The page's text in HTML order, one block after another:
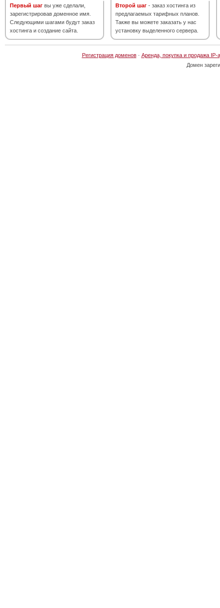
Первый шаг вы уже сделали,
зарегистрировав доменное имя.
Следующими шагами будут заказ
хостинга и создание сайта.
Второй шаг - заказ хостинга из
предлагаемых тарифных планов.
Также вы можете заказать у нас
установку выделенного сервера.
Регистрация доменов· Аренда, покупка и продажа IP-
Домен